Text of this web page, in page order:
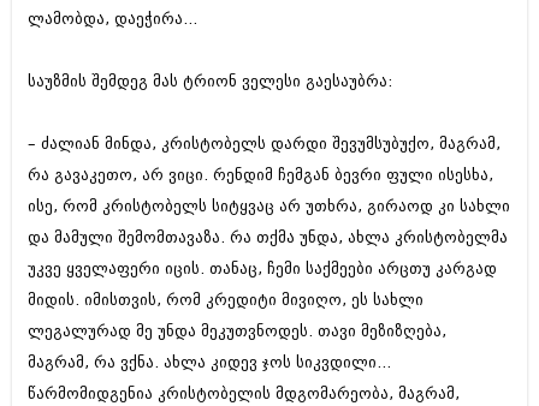
ლამობდა, დაეჭირა...
საუზმის შემდეგ მას ტრიონ ველესი გაესაუბრა:
– ძალიან მინდა, კრისტობელს დარდი შევუმსუბუქო, მაგრამ,
რა გავაკეთო, არ ვიცი. რენდიმ ჩემგან ბევრი ფული ისესხა,
ისე, რომ კრისტობელს სიტყვაც არ უთხრა, გირაოდ კი სახლი
და მამული შემომთავაზა. რა თქმა უნდა, ახლა კრისტობელმა
უკვე ყველაფერი იცის. თანაც, ჩემი საქმეები არცთუ კარგად
მიდის. იმისთვის, რომ კრედიტი მივიღო, ეს სახლი
ლეგალურად მე უნდა მეკუთვნოდეს. თავი მეზიზღება,
მაგრამ, რა ვქნა. ახლა კიდევ ჯოს სიკვდილი...
წარმომიდგენია კრისტობელის მდგომარეობა, მაგრამ,